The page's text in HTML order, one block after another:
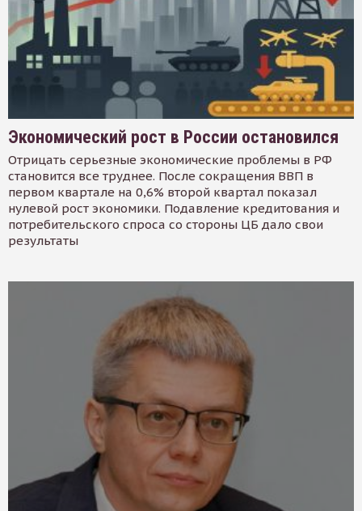
Экономический рост в России остановился
Отрицать серьезные экономические проблемы в РФ
становится все труднее. После сокращения ВВП в
первом квартале на 0,6% второй квартал показал
нулевой рост экономики. Подавление кредитования и
потребительского спроса со стороны ЦБ дало свои
результаты